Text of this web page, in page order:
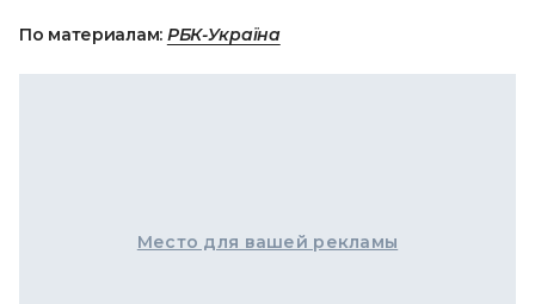
По материалам: РБК-Україна
Место для вашей рекламы